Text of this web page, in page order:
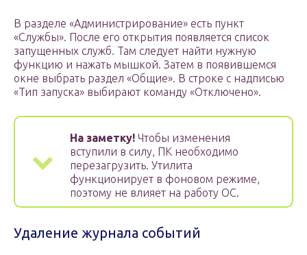
В разделе «Администрирование» есть пункт
«Службы». После его открытия появляется список
запущенных служб. Там следует найти нужную
функцию и нажать мышкой. Затем в появившемся
окне выбрать раздел «Общие». В строке с надписью
«Тип запуска» выбирают команду «Отключено».
На заметку! Чтобы изменения
вступили в силу, ПК необходимо
перезагрузить. Утилита
функционирует в фоновом режиме,
поэтому не влияет на работу ОС.
Удаление журнала событий